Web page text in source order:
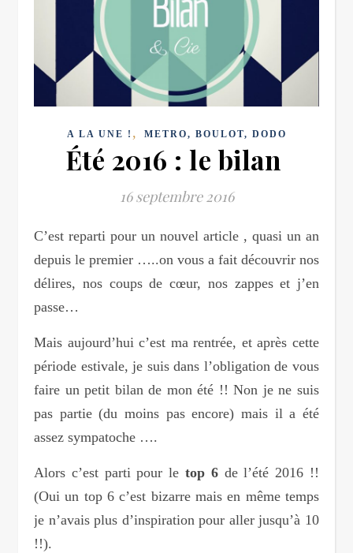
A LA UNE ! , METRO, BOULOT, DODO
Été 2016 : le bilan
16 septembre 2016
C’est reparti pour un nouvel article , quasi un an
depuis le premier …..on vous a fait découvrir nos
délires, nos coups de cœur, nos zappes et j’en
passe…
Mais aujourd’hui c’est ma rentrée, et après cette
période estivale, je suis dans l’obligation de vous
faire un petit bilan de mon été !! Non je ne suis
pas partie (du moins pas encore) mais il a été
assez sympatoche ….
Alors c’est parti pour le top 6de l’été 2016 !!
(Oui un top 6 c’est bizarre mais en même temps
je n’avais plus d’inspiration pour aller jusqu’à 10
!!).